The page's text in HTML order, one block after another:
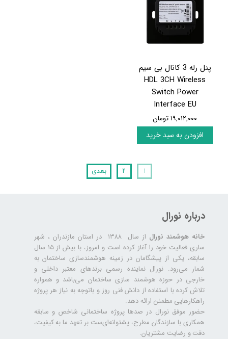
پنل رله 3 کانال بی سیم
HDL 3CH Wireless
Switch Power
Interface EU
۱۹,۰۱۲,۰۰۰ تومان
افزودن به سبد خرید
۱ ۲ بعدی
درباره نورال
خانه هوشمند نورال
از سال ۱۳۸۸ در استان مازندران ، شهر
ساری فعالیت خود را آغاز کرده است و امروز، با بیش از ۱۵ سال
سابقه، یکی از پیشگامان در زمینه هوشمندسازی ساختمان به
شمار می‌رود. نورال نماینده رسمی برندهای معتبر داخلی و
خارجی در حوزه هوشمند سازی ساختمان می‌باشد و همواره
تلاش کرده با استفاده از دانش فنی روز و باتوجه به نیاز هر پروژه
راهکارهایی مطمئن ارائه دهد.
حضور موفق نورال در صدها پروژه‌ ساختمانی شاخص و سابقه
همکاری با سازندگان مطرح، پشتوانه‌ای‌ست بر تعهد ما به کیفیت،
دقت و رضایت مشتریان.